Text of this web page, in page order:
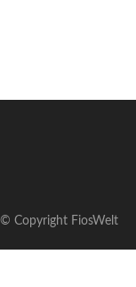
© Copyright FiosWelt